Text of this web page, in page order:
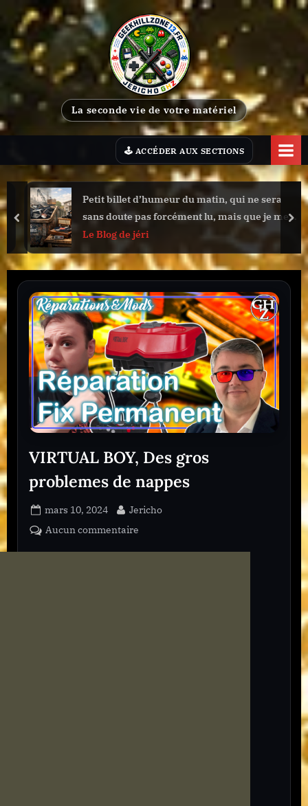
content
G
e
k
H
i
l
l
Z
o
n
e
1
3
La seconde vie de votre matériel
Petit billet d’humeur du matin, qui ne sera
sans doute pas forcément lu, mais que je me
devais de vous confier.
Le Blog de jéri
prev
VIRTUAL BOY, Des gros
problemes de nappes
Posted
on
mars 10, 2024 By
Jericho
Aucun commentaire